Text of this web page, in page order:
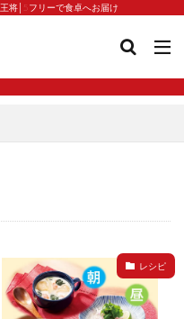
将│5フリーで食卓へお届け
レシピ
炒飯
焼きそば
ざ
夫婦
子
小籠包と飲みたい
担々麺
揚げ餃子